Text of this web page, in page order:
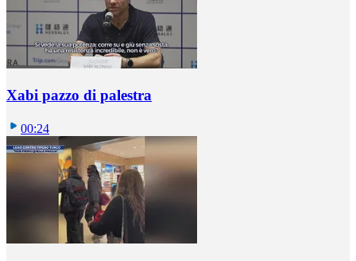
Xabi pazzo di palestra
00:24